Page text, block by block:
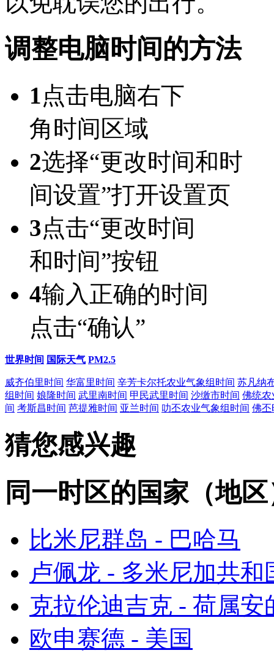
调整电脑时间的方法
1点击电脑右下
角时间区域
2选择“更改时间和时
间设置”打开设置页
3点击“更改时间
和时间”按钮
4输入正确的时间
点击“确认”
世界时间 国际天气 PM2.5
威齐伯里时间 华富里时间 辛芳卡尔托农业气象组时间 苏凡纳
组时间 娘隆时间 武里南时间 甲民武里时间 沙缴市时间 佛统农
间 考斯昌时间 芭提雅时间 亚兰时间 叻丕农业气象组时间 佛丕
猜您感兴趣
同一时区的国家（地
比米尼群岛 - 巴哈马
卢佩龙 - 多米尼加共和
克拉伦迪吉克 - 荷属安
欧申赛德 - 美国